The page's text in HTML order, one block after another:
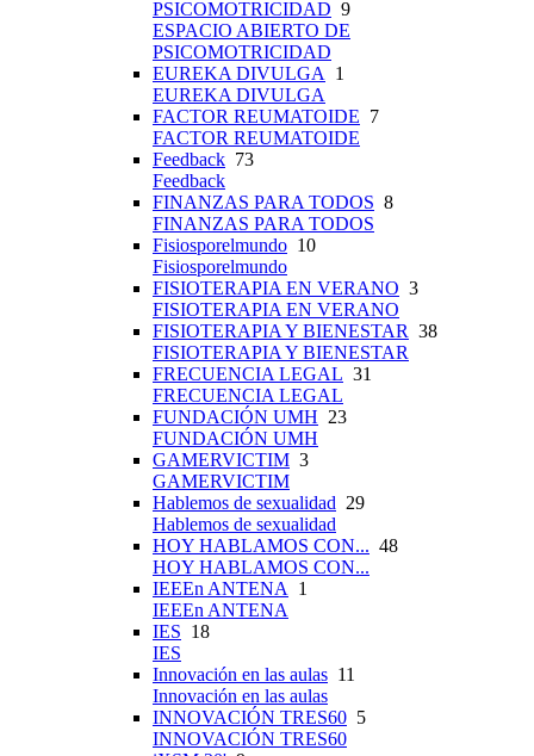
PSICOMOTRICIDAD 9
ESPACIO ABIERTO DE
PSICOMOTRICIDAD
EUREKA DIVULGA 1
EUREKA DIVULGA
FACTOR REUMATOIDE 7
FACTOR REUMATOIDE
Feedback 73
Feedback
FINANZAS PARA TODOS 8
FINANZAS PARA TODOS
Fisiosporelmundo 10
Fisiosporelmundo
FISIOTERAPIA EN VERANO 3
FISIOTERAPIA EN VERANO
FISIOTERAPIA Y BIENESTAR 38
FISIOTERAPIA Y BIENESTAR
FRECUENCIA LEGAL 31
FRECUENCIA LEGAL
FUNDACIÓN UMH 23
FUNDACIÓN UMH
GAMERVICTIM 3
GAMERVICTIM
Hablemos de sexualidad 29
Hablemos de sexualidad
HOY HABLAMOS CON... 48
HOY HABLAMOS CON...
IEEEn ANTENA 1
IEEEn ANTENA
IES 18
IES
Innovación en las aulas 11
Innovación en las aulas
INNOVACIÓN TRES60 5
INNOVACIÓN TRES60